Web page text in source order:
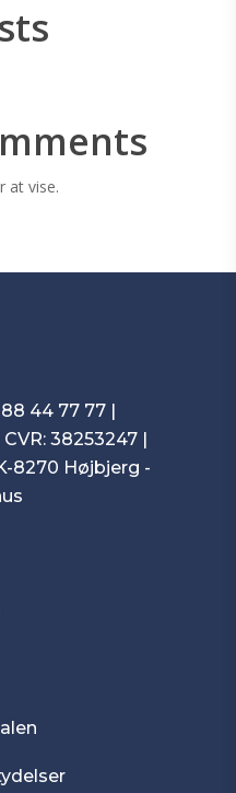
at vise.
88 44 77 77|
38253247 |
8270 Højbjerg -